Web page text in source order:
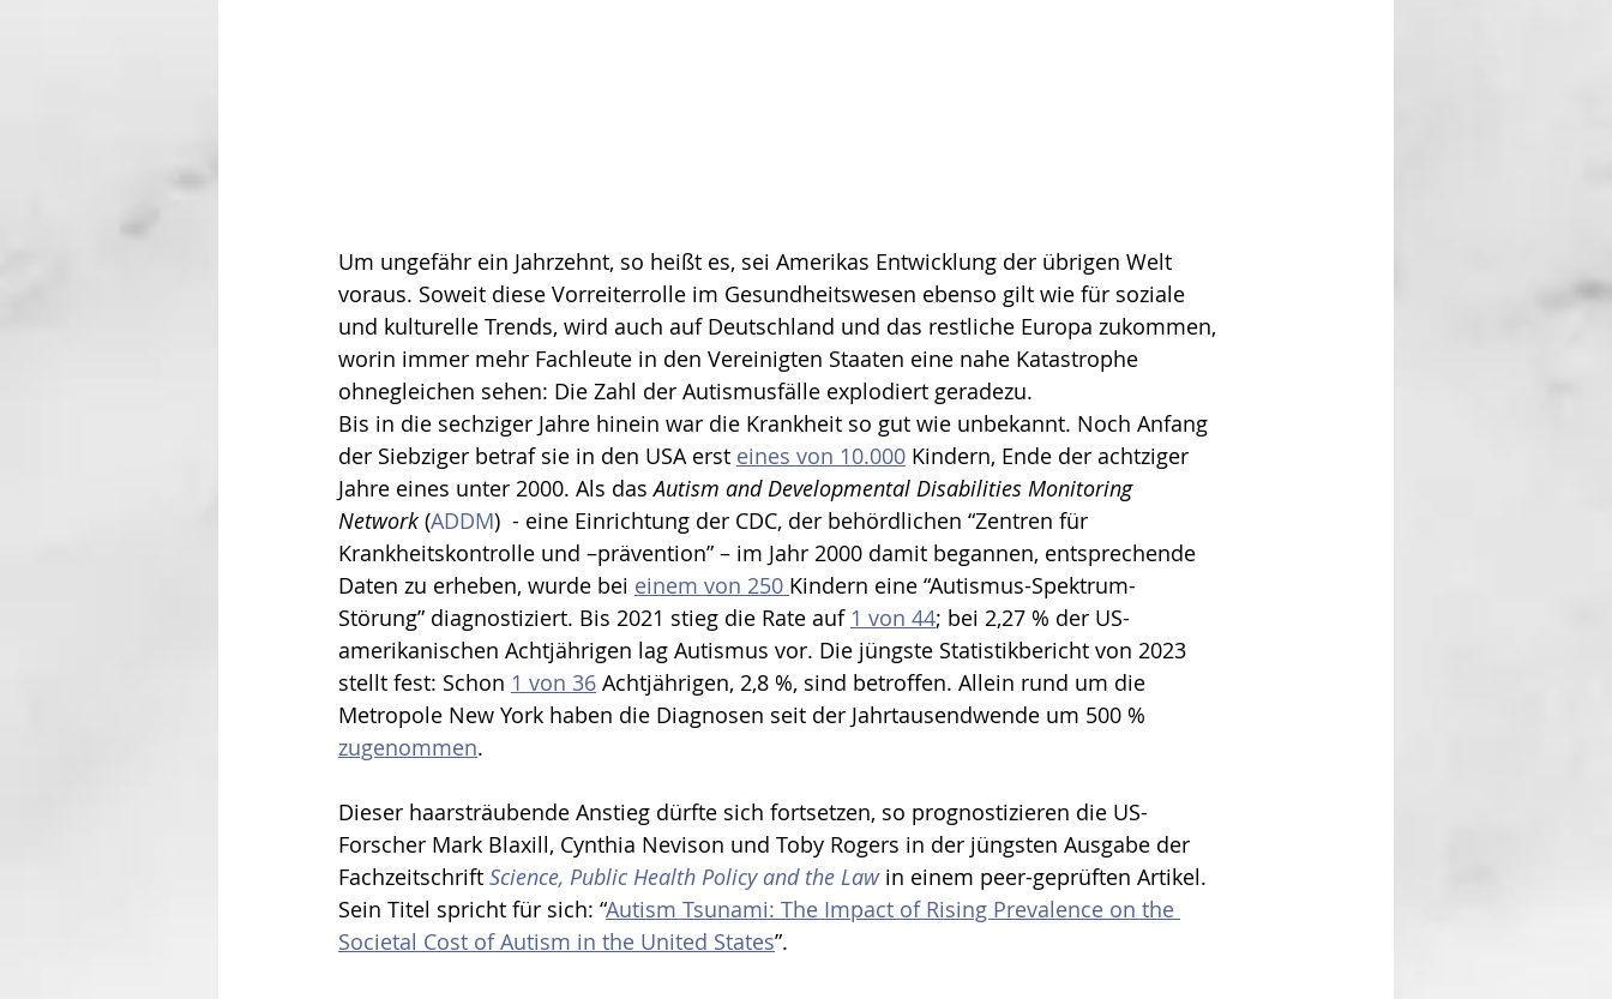
Um ungefähr ein Jahrzehnt, so heißt es, sei Amerikas Entwicklung der übrigen Welt
voraus. Soweit diese Vorreiterrolle im Gesundheitswesen ebenso gilt wie für soziale
und kulturelle Trends, wird auch auf Deutschland und das restliche Europa zukommen,
worin immer mehr Fachleute in den Vereinigten Staaten eine nahe Katastrophe
ohnegleichen sehen: Die Zahl der Autismusfälle explodiert geradezu.
Bis in die sechziger Jahre hinein war die Krankheit so gut wie unbekannt. Noch Anfang
der Siebziger betraf sie in den USA erst eines von 10.000 Kindern, Ende der achtziger
Jahre eines unter 2000. Als das Autism and Developmental Disabilities Monitoring
Network (ADDM)  - eine Einrichtung der CDC, der behördlichen “Zentren für
Krankheitskontrolle und –prävention” – im Jahr 2000 damit begannen, entsprechende
Daten zu erheben, wurde bei einem von 250 Kindern eine “Autismus-Spektrum-
Störung” diagnostiziert. Bis 2021 stieg die Rate auf 1 von 44; bei 2,27 % der US-
amerikanischen Achtjährigen lag Autismus vor. Die jüngste Statistikbericht von 2023
stellt fest: Schon 1 von 36 Achtjährigen, 2,8 %, sind betroffen. Allein rund um die
Metropole New York haben die Diagnosen seit der Jahrtausendwende um 500 %
zugenommen.
Dieser haarsträubende Anstieg dürfte sich fortsetzen, so prognostizieren die US-
Forscher Mark Blaxill, Cynthia Nevison und Toby Rogers in der jüngsten Ausgabe der
Fachzeitschrift Science, Public Health Policy and the Law in einem peer-geprüften Artikel.
Sein Titel spricht für sich: “Autism Tsunami: The Impact of Rising Prevalence on the
Societal Cost of Autism in the United States”.